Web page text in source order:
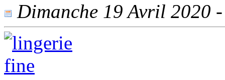
Dimanche 19 Avril 2020